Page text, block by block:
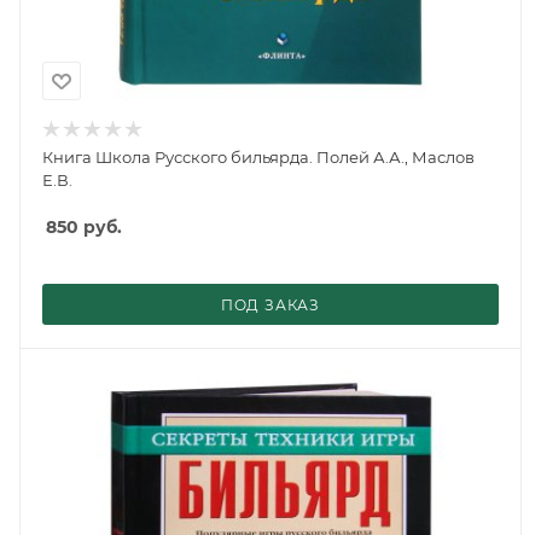
Книга Школа Русского бильярда. Полей А.А., Маслов
Е.В.
850 руб.
ПОД ЗАКАЗ